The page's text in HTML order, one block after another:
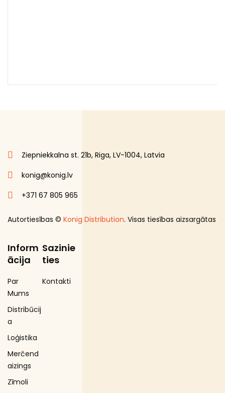
Ziepniekkalna st. 21b, Riga, LV-1004, Latvia
konig@konig.lv
+371 67 805 965
Autortiesības © Konig Distribution. Visas tiesības aizsargātas
Inform
ācija
Par
Mums
Distribūcij
a
Loģistika
Merčend
aizings
Zīmoli
Sazinie
ties
Kontakti